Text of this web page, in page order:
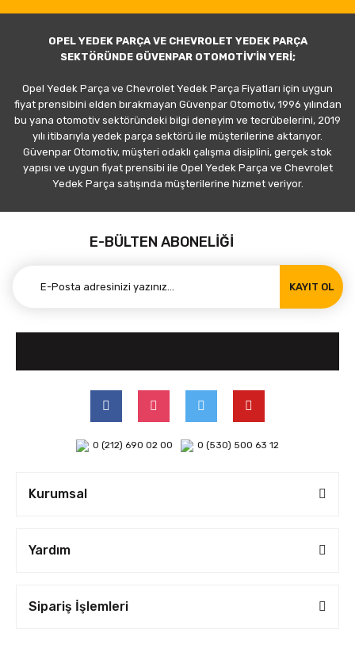
OPEL YEDEK PARÇA VE CHEVROLET YEDEK PARÇA
SEKTÖRÜNDE GÜVENPAR OTOMOTİV'İN YERİ;
Opel Yedek Parça ve Chevrolet Yedek Parça Fiyatları için uygun
fiyat prensibini elden bırakmayan Güvenpar Otomotiv, 1996 yılından
bu yana otomotiv sektöründeki bilgi deneyim ve tecrübelerini, 2019
yılı itibarıyla yedek parça sektörü ile müşterilerine aktarıyor.
Güvenpar Otomotiv, müşteri odaklı çalışma disiplini, gerçek stok
yapısı ve uygun fiyat prensibi ile Opel Yedek Parça ve Chevrolet
Yedek Parça satışında müşterilerine hizmet veriyor.
E-BÜLTEN ABONELİĞİ
KAYIT OL
0 (212) 690 02 00 0 (530) 500 63 12
Kurumsal
Yardım
Sipariş İşlemleri